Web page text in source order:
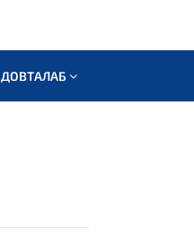
ДОВТАЛАБ